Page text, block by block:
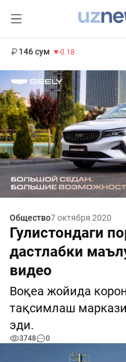
146 сум -0.18
Общество7 октября 2020
Гулистондаги
дастлабки
видео
Воқеа жойида
тақсимлаш
эди.
3748 0